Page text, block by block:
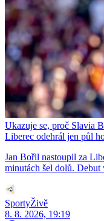
Ukazuje se, proč Slavia
Liberec odehrál jen půl
Jan Bořil nastoupil za
minutách šel dolů.
SportyŽivě
8. 8. 2026, 19:19